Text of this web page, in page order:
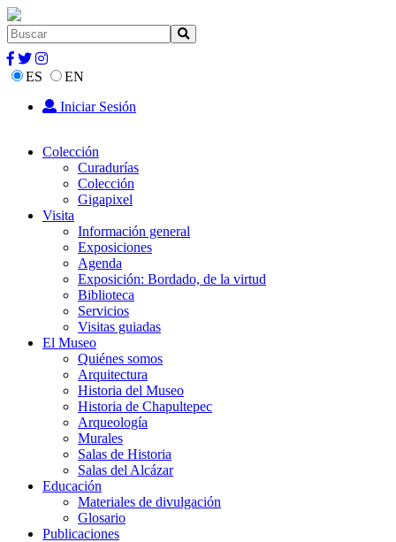
ES
EN
Iniciar Sesión
Colección
Curadurías
Colección
Gigapixel
Visita
Información general
Exposiciones
Agenda
Exposición: Bordado, de la virtud
Biblioteca
Servicios
Visitas guiadas
El Museo
Quiénes somos
Arquitectura
Historia del Museo
Historia de Chapultepec
Arqueología
Murales
Salas de Historia
Salas del Alcázar
Educación
Materiales de divulgación
Glosario
Publicaciones